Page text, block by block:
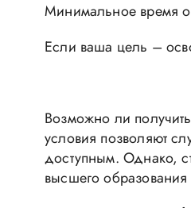
Минимальное время
Если ваша цель –
Возможно ли
условия позволяют
доступным. Однако,
высшего образования